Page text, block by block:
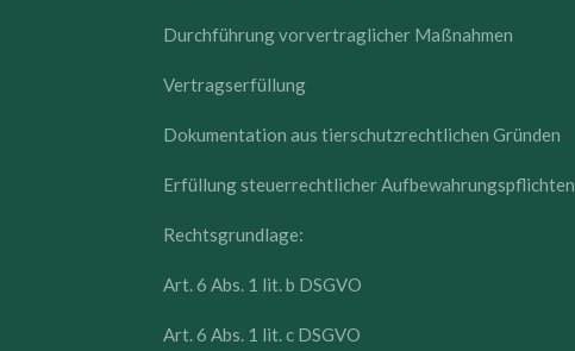
Durchführung vorvertraglicher Maßnahmen
Vertragserfüllung
Dokumentation aus tierschutzrechtlichen Gründen
Erfüllung steuerrechtlicher Aufbewahrungspflichten
Rechtsgrundlage:
Art. 6 Abs. 1 lit. b DSGVO
Art. 6 Abs. 1 lit. c DSGVO